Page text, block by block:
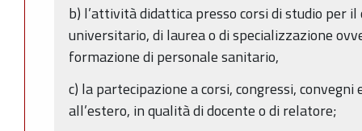
b) l’attività didattica presso corsi di studio per
universitario, di laurea o di specializzazione
formazione di personale sanitario,
c) la partecipazione a corsi, congressi,
all’estero, in qualità di docente o di relatore;